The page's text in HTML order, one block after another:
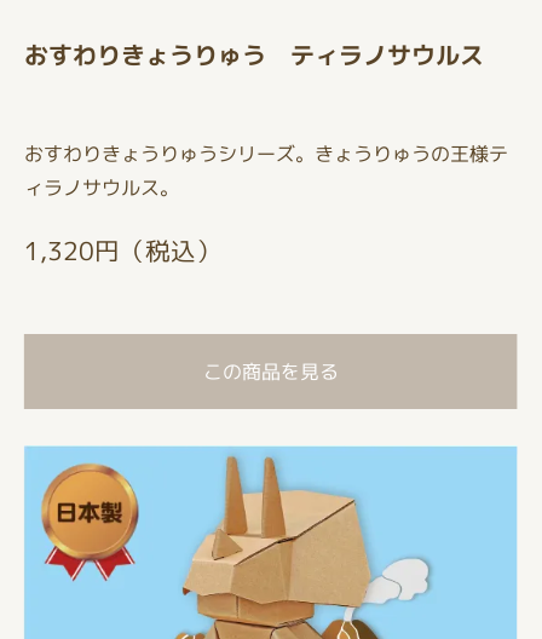
おすわりきょうりゅう ティラノサウルス
おすわりきょうりゅうシリーズ。きょうりゅうの王様テ
ィラノサウルス。
1,320円（税込）
この商品を見る